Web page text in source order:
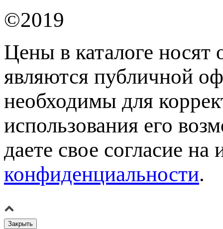
©2019
Цены в каталоге носят
являются публичной
необходимы для
использования его
даете свое согласие
конфиденциальности.
Закрыть